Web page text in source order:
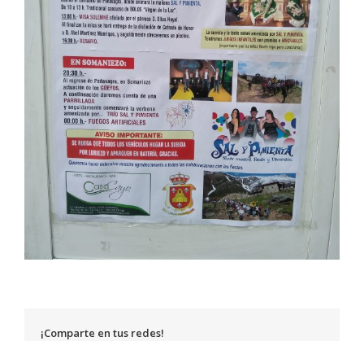
¡Comparte en tus redes!